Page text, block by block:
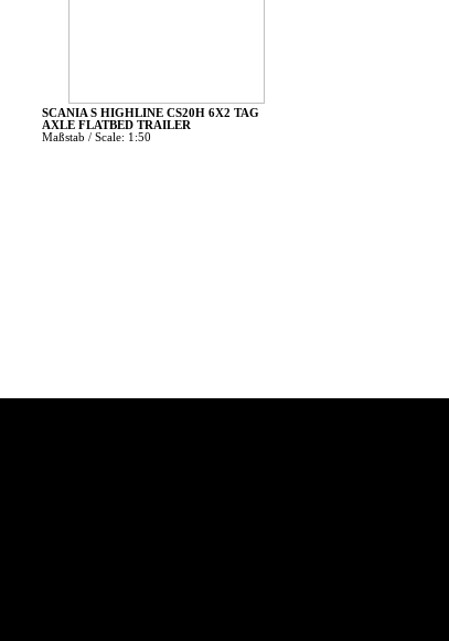
SCANIA S HIGHLINE CS20H 6X2 TAG
AXLE FLATBED TRAILER
Maßstab / Scale: 1:50